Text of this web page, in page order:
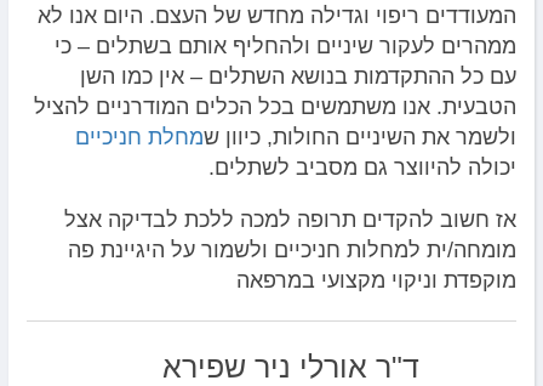
המעודדים ריפוי וגדילה מחדש של העצם. היום אנו לא
ממהרים לעקור שיניים ולהחליף אותם בשתלים – כי
עם כל ההתקדמות בנושא השתלים – אין כמו השן
הטבעית. אנו משתמשים בכל הכלים המודרניים להציל
ולשמר את השיניים החולות, כיוון שמחלת חניכיים
יכולה להיווצר גם מסביב לשתלים.
אז חשוב להקדים תרופה למכה ללכת לבדיקה אצל
מומחה/ית למחלות חניכיים ולשמור על היגיינת פה
מוקפדת וניקוי מקצועי במרפאה
ד"ר אורלי ניר שפירא